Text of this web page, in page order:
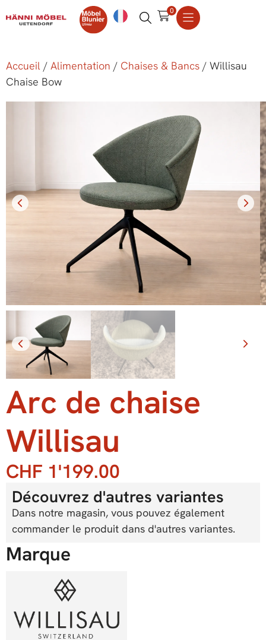
0
Accueil / Alimentation / Chaises & Bancs / Willisau
Chaise Bow
Arc de chaise
Willisau
CHF 1'199.00
Découvrez d'autres variantes
Dans notre magasin, vous pouvez également
commander le produit dans d'autres variantes.
Marque